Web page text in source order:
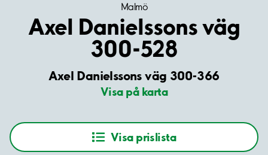
Malmö
Axel Danielssons väg
300-528
Axel Danielssons väg 300-366
Visa på karta
Visa prislista